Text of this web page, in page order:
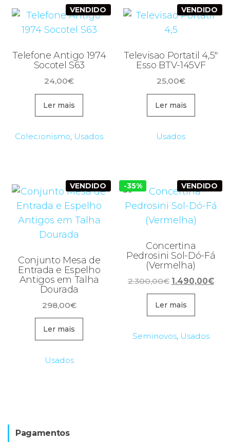
VENDIDO
Telefone Antigo 1974
Socotel S63
24,00€
Ler mais
Colecionismo, Usados
VENDIDO
Televisao Portatil 4,5″
Esso BTV-145VF
25,00€
Ler mais
Usados
VENDIDO
Conjunto Mesa de
Entrada e Espelho
Antigos em Talha
Dourada
298,00€
Ler mais
Usados
-35% VENDIDO
Concertina
Pedrosini Sol-Dó-Fá
(Vermelha)
2.300,00€ O
preço
original
era:
1.490,00€O
Ler mais
Seminovos, Usados
Pagamentos